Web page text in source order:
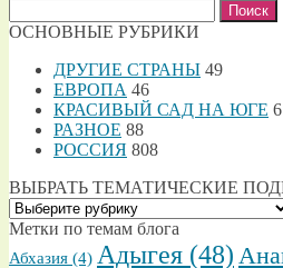
ОСНОВНЫЕ РУБРИКИ
ДРУГИЕ СТРАНЫ 49
ЕВРОПА 46
КРАСИВЫЙ САД НА ЮГЕ 6
РАЗНОЕ 88
РОССИЯ 808
ВЫБРАТЬ ТЕМАТИЧЕСКИЕ
ВЫБРАТЬ
ТЕМАТИЧЕСКИЕ
ПОДРУБРИКИ
Метки по темам блога
Абхазия (4) Адыгея (48)